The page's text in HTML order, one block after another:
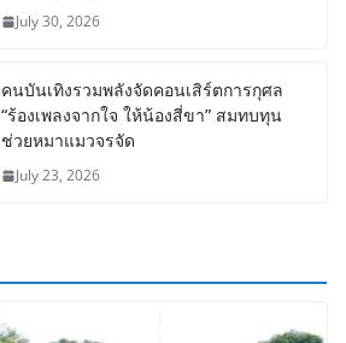
July 30, 2026
คนบันเทิงรวมพลังจัดคอนเสิร์ตการกุศล
“ร้องเพลงจากใจ ให้น้องสี่ขา” สมทบทุน
ช่วยหมาแมวจรจัด
July 23, 2026